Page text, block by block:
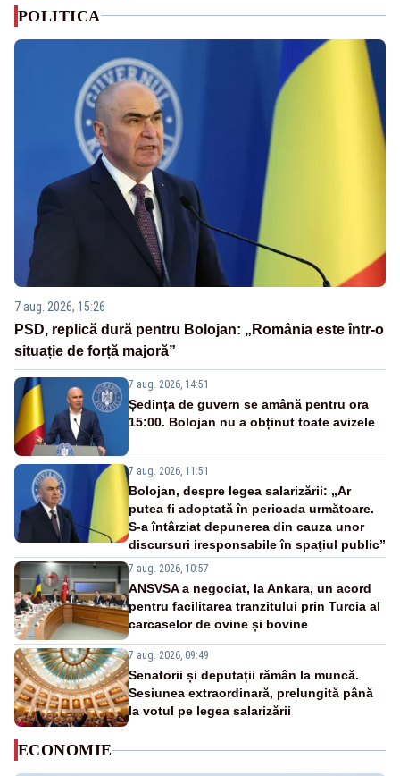
POLITICA
7 aug. 2026, 15:26
PSD, replică dură pentru Bolojan: „România este într-o
situație de forță majoră”
7 aug. 2026, 14:51
Ședința de guvern se amână pentru ora
15:00. Bolojan nu a obținut toate avizele
7 aug. 2026, 11:51
Bolojan, despre legea salarizării: „Ar
putea fi adoptată în perioada următoare.
S-a întârziat depunerea din cauza unor
discursuri iresponsabile în spaţiul public”
7 aug. 2026, 10:57
ANSVSA a negociat, la Ankara, un acord
pentru facilitarea tranzitului prin Turcia al
carcaselor de ovine și bovine
7 aug. 2026, 09:49
Senatorii și deputații rămân la muncă.
Sesiunea extraordinară, prelungită până
la votul pe legea salarizării
ECONOMIE